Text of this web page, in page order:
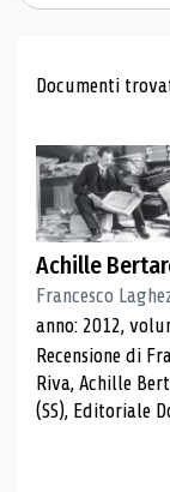
Documenti
Achille
Francesco
anno: 2012,
Recensione di
Riva, Achille
(SS), Editoriale